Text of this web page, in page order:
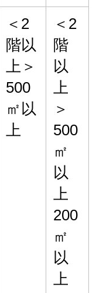
＜2
階以
上＞
500
㎡以
上
＜2
階
以
上
＞
500
㎡
以
上
200
㎡
以
上